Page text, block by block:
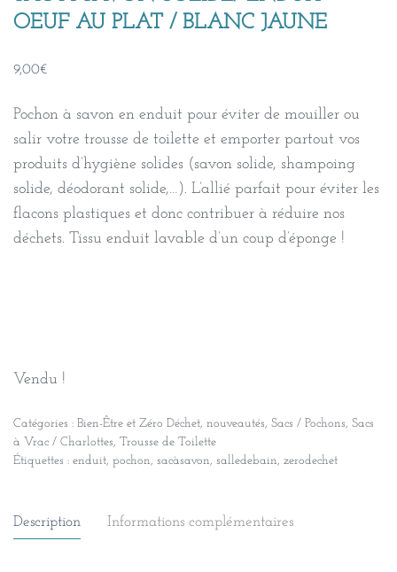
OEUF AU PLAT / BLANC JAUNE
9,00€
Pochon à savon en enduit pour éviter de mouiller ou
salir votre trousse de toilette et emporter partout vos
produits d’hygiène solides (savon solide, shampoing
solide, déodorant solide,…). L’allié parfait pour éviter les
flacons plastiques et donc contribuer à réduire nos
déchets. Tissu enduit lavable d’un coup d’éponge !
Vendu !
Catégories : Bien-Être et Zéro Déchet, nouveautés, Sacs / Pochons, Sacs
à Vrac / Charlottes, Trousse de Toilette
Étiquettes : enduit, pochon, sacàsavon, salledebain, zerodechet
Description Informations complémentaires